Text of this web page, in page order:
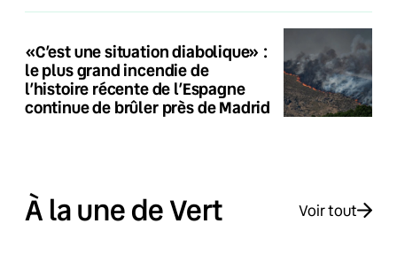
«C’est une situation diabolique» :
le plus grand incendie de
l’histoire récente de l’Espagne
continue de brûler près de Madrid
À la une de Vert Voir tout